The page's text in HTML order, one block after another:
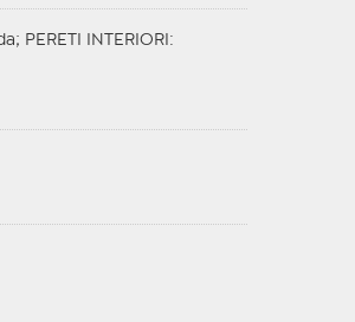
PERETI INTERIORI :